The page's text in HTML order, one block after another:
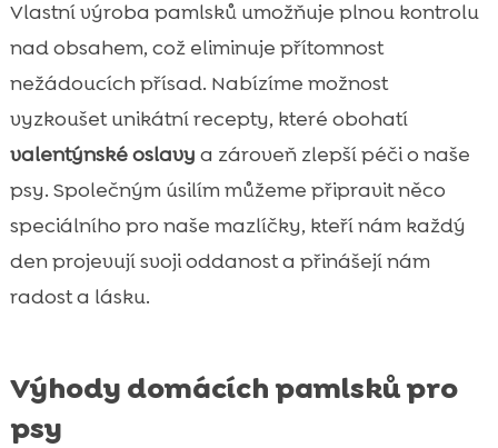
Vlastní výroba pamlsků umožňuje plnou kontrolu
nad obsahem, což eliminuje přítomnost
nežádoucích přísad. Nabízíme možnost
vyzkoušet unikátní recepty, které obohatí
valentýnské oslavy a zároveň zlepší péči o naše
psy. Společným úsilím můžeme připravit něco
speciálního pro naše mazlíčky, kteří nám každý
den projevují svoji oddanost a přinášejí nám
radost a lásku.
Výhody domácích pamlsků pro
psy